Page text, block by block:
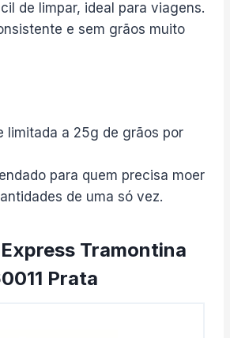
de limpar, ideal para viagens.
e sem grãos muito
limitada a 25g de grãos por
para quem precisa moer
de uma só vez.
Tramontina
Prata